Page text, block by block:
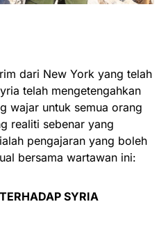
dari New York yang telah
telah mengetengahkan
wajar untuk semua orang
realiti sebenar yang
pengajaran yang boleh
bersama wartawan ini:
SYRIA